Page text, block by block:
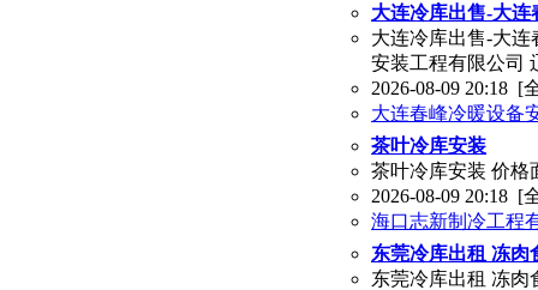
大连冷库出售-大
大连冷库出售-大
安装工程有限公司
2026-08-09 20:18 [
大连春峰冷暖设备
茶叶冷库安装
茶叶冷库安装 价格
2026-08-09 20:18 [
海口志新制冷工程
东莞冷库出租 冻肉
东莞冷库出租 冻肉